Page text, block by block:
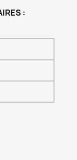
: